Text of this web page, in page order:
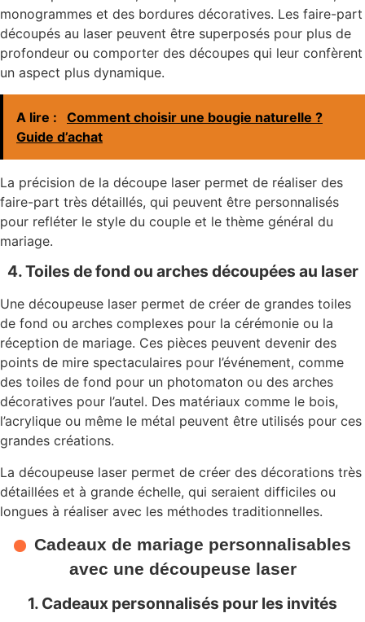
monogrammes et des bordures décoratives. Les faire-part
découpés au laser peuvent être superposés pour plus de
profondeur ou comporter des découpes qui leur confèrent
un aspect plus dynamique.
A lire :
Comment choisir une bougie naturelle ?
Guide d’achat
La précision de la découpe laser permet de réaliser des
faire-part très détaillés, qui peuvent être personnalisés
pour refléter le style du couple et le thème général du
mariage.
4. Toiles de fond ou arches découpées au laser
Une découpeuse laser permet de créer de grandes toiles
de fond ou arches complexes pour la cérémonie ou la
réception de mariage. Ces pièces peuvent devenir des
points de mire spectaculaires pour l’événement, comme
des toiles de fond pour un photomaton ou des arches
décoratives pour l’autel. Des matériaux comme le bois,
l’acrylique ou même le métal peuvent être utilisés pour ces
grandes créations.
La découpeuse laser permet de créer des décorations très
détaillées et à grande échelle, qui seraient difficiles ou
longues à réaliser avec les méthodes traditionnelles.
Cadeaux de mariage personnalisables
avec une découpeuse laser
1. Cadeaux personnalisés pour les invités